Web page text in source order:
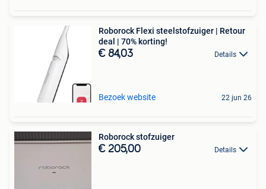
Roborock Flexi steelstofzuiger | Retour
deal | 70% korting!
€ 84,03 Details
Bezoek website 22 jun 26
Roborock stofzuiger
€ 205,00 Details